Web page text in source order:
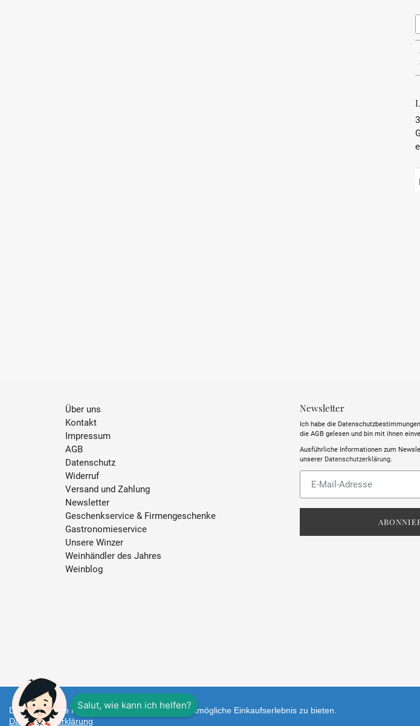
Über uns
Kontakt
Impressum
AGB
Datenschutz
Widerruf
Versand und Zahlung
Newsletter
Geschenkservice & Firmengeschenke
Gastronomieservice
Unsere Winzer
Weinhändler des Jahres
Weinblog
Newsletter
Ich habe die
die AGB gelesen und bin mit ihnen
Ausführliche Informationen zum
unserer Datenschutzerklärung
Diese Webseite nutzt Cookies um Ihnen das bestmögliche Einkaufserlebnis zu bieten.
Datenschutzerklärung